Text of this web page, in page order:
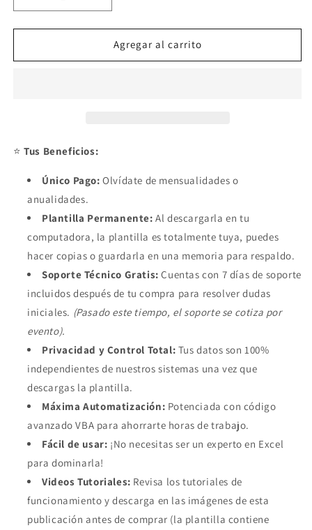
cantidad
para
Nomina
cantidad
para
Calculadora
Nomina
Agregar al carrito
⭐Tus Beneficios:
Único Pago: Olvídate de mensualidades o
anualidades.
Plantilla Permanente: Al descargarla en tu
computadora, la plantilla es totalmente tuya, puedes
hacer copias o guardarla en una memoria para respaldo.
Soporte Técnico Gratis: Cuentas con 7 días de soporte
incluidos después de tu compra para resolver dudas
iniciales. (Pasado este tiempo, el soporte se cotiza por
evento).
Privacidad y Control Total: Tus datos son 100%
independientes de nuestros sistemas una vez que
descargas la plantilla.
Máxima Automatización: Potenciada con código
avanzado VBA para ahorrarte horas de trabajo.
Fácil de usar: ¡No necesitas ser un experto en Excel
para dominarla!
Videos Tutoriales: Revisa los tutoriales de
funcionamiento y descarga en las imágenes de esta
publicación antes de comprar (la plantilla contiene